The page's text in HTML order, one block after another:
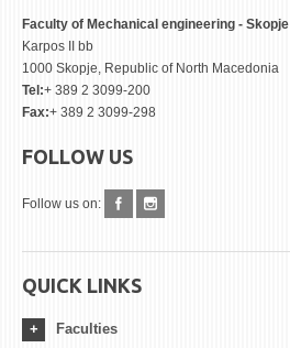
Faculty of Mechanical engineering - Skopje
Karpos II bb
1000 Skopje, Republic of North Macedonia
Tel:+ 389 2 3099-200
Fax:+ 389 2 3099-298
FOLLOW US
Follow us on:
QUICK LINKS
Faculties